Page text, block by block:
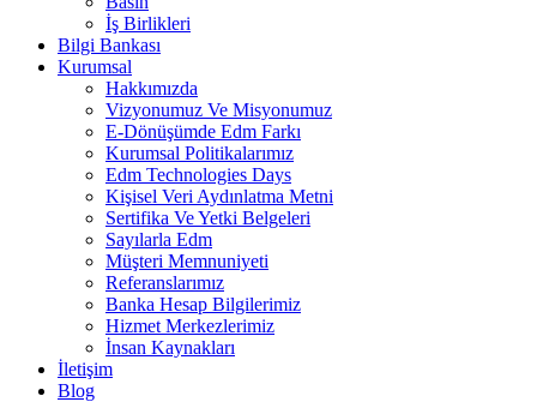
İş Birlikleri
Bilgi Bankası
Kurumsal
Hakkımızda
Vizyonumuz Ve Misyonumuz
E-Dönüşümde Edm Farkı
Kurumsal Politikalarımız
Edm Technologies Days
Kişisel Veri Aydınlatma Metni
Sertifika Ve Yetki Belgeleri
Sayılarla Edm
Müşteri Memnuniyeti
Referanslarımız
Banka Hesap Bilgilerimiz
Hizmet Merkezlerimiz
İnsan Kaynakları
İletişim
Blog